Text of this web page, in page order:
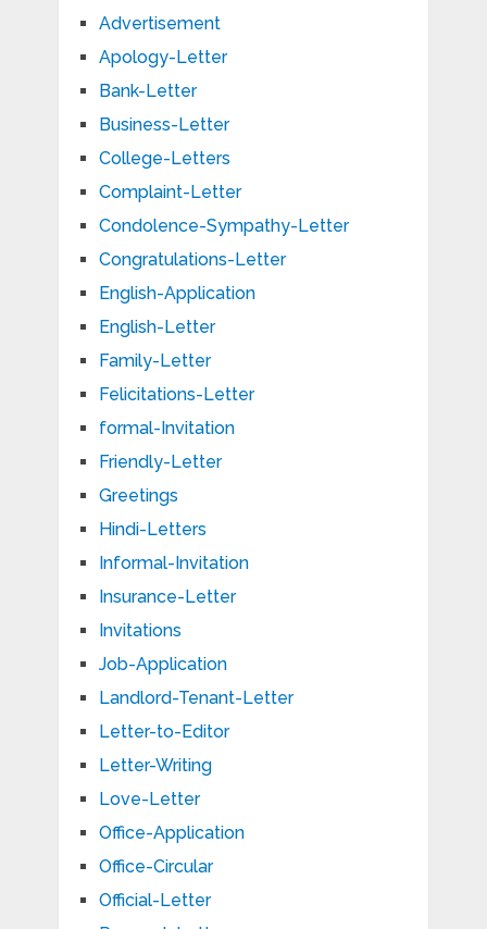
Advertisement
Apology-Letter
Bank-Letter
Business-Letter
College-Letters
Complaint-Letter
Condolence-Sympathy-Letter
Congratulations-Letter
English-Application
English-Letter
Family-Letter
Felicitations-Letter
formal-Invitation
Friendly-Letter
Greetings
Hindi-Letters
Informal-Invitation
Insurance-Letter
Invitations
Job-Application
Landlord-Tenant-Letter
Letter-to-Editor
Letter-Writing
Love-Letter
Office-Application
Office-Circular
Official-Letter